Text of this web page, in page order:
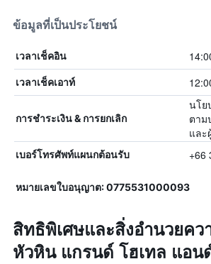
ข้อมูลที่เป็นประโยชน์
เวลาเช็คอิน
เวลาเช็คเอาท์
การชำระเงิน & การยกเลิก
นโย
ตาม
และ
เบอร์โทรศัพท์แผนกต้อนรับ +66
หมายเลขใบอนุญาต: 0775531000093
สิทธิพิเศษและสิ่งอำนวยค
หัวหิน แกรนด์ โฮเทล แอน